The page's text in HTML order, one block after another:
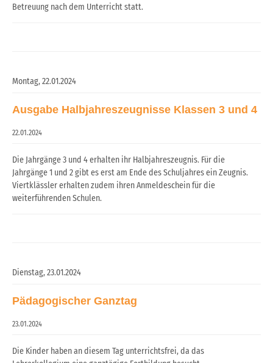
Betreuung nach dem Unterricht statt.
Montag,22.01.2024
Ausgabe Halbjahreszeugnisse Klassen 3 und 4
22.01.2024
Die Jahrgänge 3 und 4 erhalten ihr Halbjahreszeugnis. Für die
Jahrgänge 1 und 2 gibt es erst am Ende des Schuljahres ein Zeugnis.
Viertklässler erhalten zudem ihren Anmeldeschein für die
weiterführenden Schulen.
Dienstag,23.01.2024
Pädagogischer Ganztag
23.01.2024
Die Kinder haben an diesem Tag unterrichtsfrei, da das